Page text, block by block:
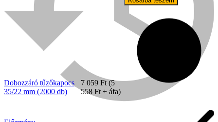
Dobozzáró tűzőkapocs
35/22 mm (2000 db)
7 059 Ft (5
558 Ft + áfa)
35/22
mm
db)
mennyiség